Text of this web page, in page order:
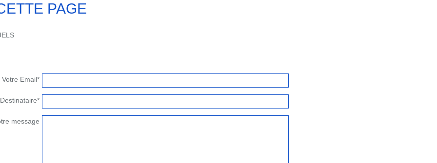
PAGE
Votre Email*
Destinataire*
message